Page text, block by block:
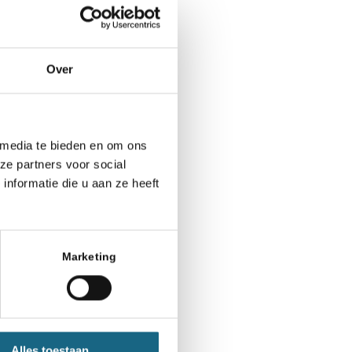
Over
te bieden en om ons
partners voor social
die u aan ze heeft
Marketing
Met een
land gaf hij
enige wat hij
met meer
hem